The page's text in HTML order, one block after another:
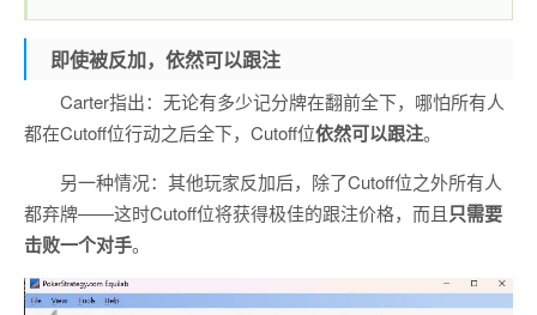
即使被反加，依然可以跟注
Carter指出：无论有多少记分牌在翻前全下，哪怕所有人
都在Cutoff位行动之后全下，Cutoff位依然可以跟注。
另一种情况：其他玩家反加后，除了Cutoff位之外所有人
都弃牌——这时Cutoff位将获得极佳的跟注价格，而且 只需要
击败一个对手。